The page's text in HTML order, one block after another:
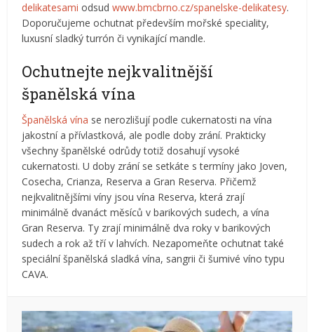
delikatesami odsudwww.bmcbrno.cz/spanelske-delikatesy.
Doporučujeme ochutnat především mořské speciality,
luxusní sladký turrón či vynikající mandle.
Ochutnejte nejkvalitnější
španělská vína
Španělská vína se nerozlišují podle cukernatosti na vína
jakostní a přívlastková, ale podle doby zrání. Prakticky
všechny španělské odrůdy totiž dosahují vysoké
cukernatosti. U doby zrání se setkáte s termíny jako Joven,
Cosecha, Crianza, Reserva a Gran Reserva. Přičemž
nejkvalitnějšími víny jsou vína Reserva, která zrají
minimálně dvanáct měsíců v barikových sudech, a vína
Gran Reserva. Ty zrají minimálně dva roky v barikových
sudech a rok až tří v lahvích. Nezapomeňte ochutnat také
speciální španělská sladká vína, sangrii či šumivé víno typu
CAVA.